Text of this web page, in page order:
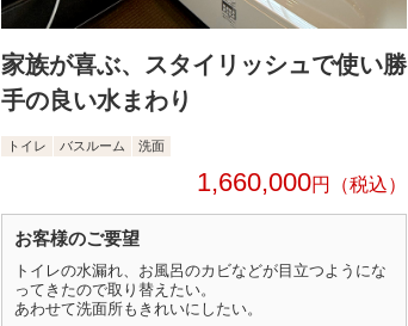
家族が喜ぶ、スタイリッシュで使い勝
手の良い水まわり
トイレ バスルーム 洗面
1,660,000円
お客様のご要望
トイレの水漏れ、お風呂のカビなどが目立つようにな
ってきたので取り替えたい。
あわせて洗面所もきれいにしたい。